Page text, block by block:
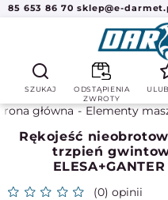
85 653 86 70 sklep@e-
SZUKAJ
ODSTĄPIENIA
ZWROTY
główna Elementy
Rękojeść
trzpień
(0) opinii